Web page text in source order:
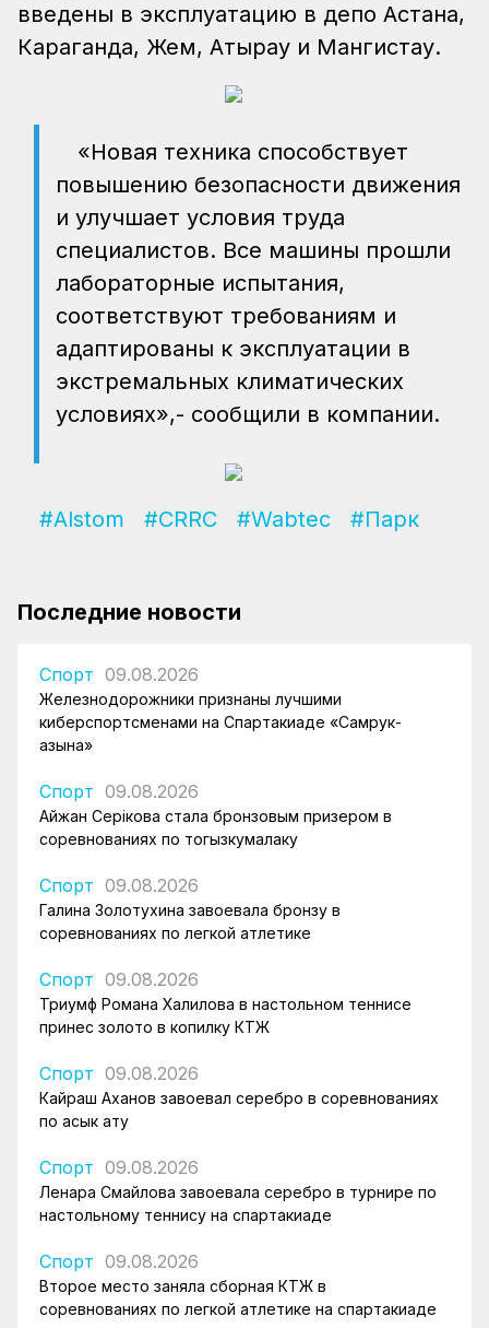
введены в эксплуатацию в депо Астана,
Караганда, Жем, Атырау и Мангистау.
«Новая техника способствует
повышению безопасности движения
и улучшает условия труда
специалистов. Все машины прошли
лабораторные испытания,
соответствуют требованиям и
адаптированы к эксплуатации в
экстремальных климатических
условиях»,- сообщили в компании.
#Alstom #CRRC #Wabtec #Парк
Последние новости
Спорт 09.08.2026
Железнодорожники признаны лучшими
киберспортсменами на Спартакиаде «Самрук-
Қазына»
Спорт 09.08.2026
Айжан Серікова стала бронзовым призером в
соревнованиях по тогызкумалаку
Спорт 09.08.2026
Галина Золотухина завоевала бронзу в
соревнованиях по легкой атлетике
Спорт 09.08.2026
Триумф Романа Халилова в настольном теннисе
принес золото в копилку КТЖ
Спорт 09.08.2026
Кайраш Аханов завоевал серебро в соревнованиях
по асык ату
Спорт 09.08.2026
Ленара Смайлова завоевала серебро в турнире по
настольному теннису на спартакиаде
Спорт 09.08.2026
Второе место заняла сборная КТЖ в
соревнованиях по легкой атлетике на спартакиаде